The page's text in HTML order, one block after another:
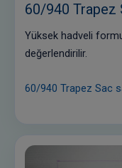
60/940 Trapez
Yüksek hadveli
değerlendirilir.
60/940 Trapez Sac